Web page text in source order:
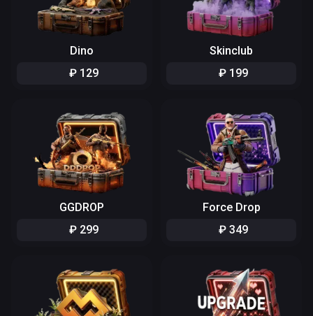
Dino
₽ 129
Skinclub
₽ 199
GGDROP
₽ 299
Force Drop
₽ 349